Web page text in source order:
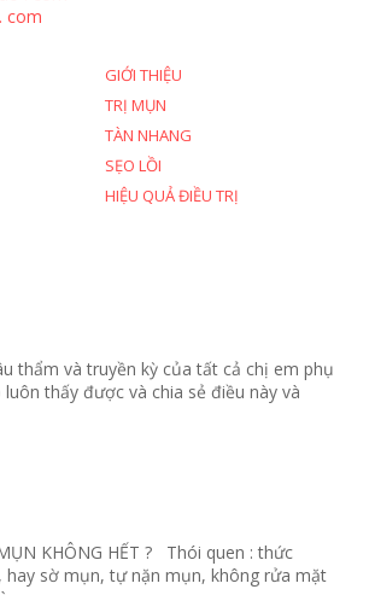
com
GIỚI THIỆU
TRỊ MỤN
TÀN NHANG
SẸO LỒI
HIỆU QUẢ ĐIỀU TRỊ
thẩm và truyền kỳ của tất cả chị em phụ
thấy được và chia sẻ điều này và
KHÔNG HẾT ? Thói quen : thức
hay sờ mụn, tự nặn mụn, không rửa mặt